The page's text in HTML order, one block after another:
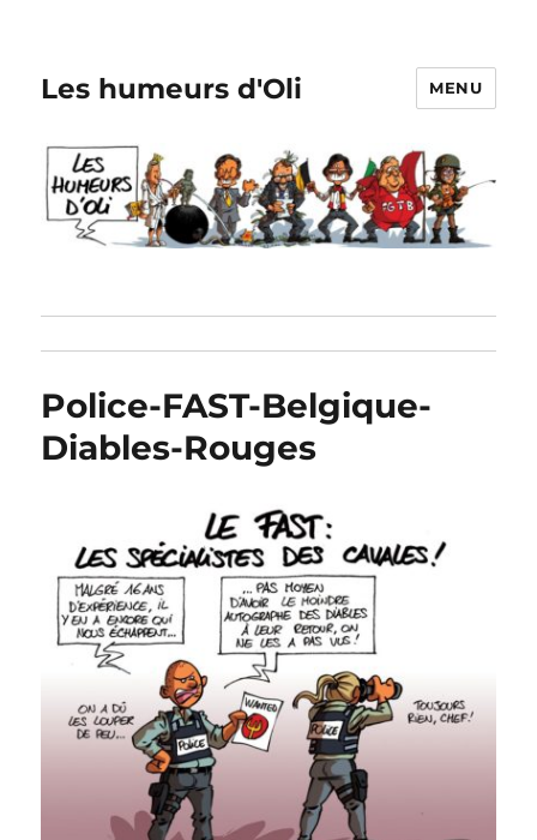
Les humeurs d'Oli MENU
Police-FAST-Belgique-
Diables-Rouges